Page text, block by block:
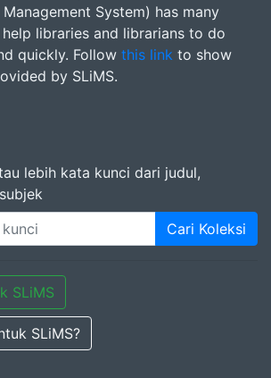
System) has many
libraries and librarians to do
quickly. Follow this link to show
by SLiMS.
lebih kata kunci dari judul,
Cari Koleksi
SLiMS
SLiMS?